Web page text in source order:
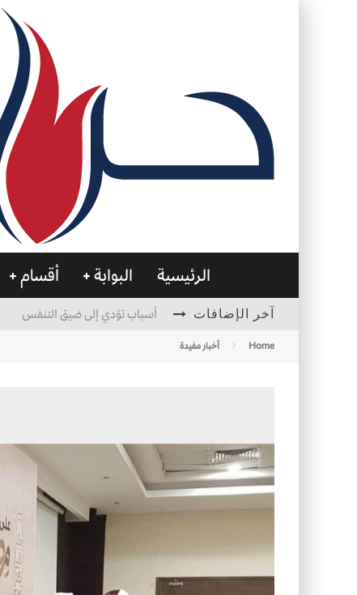
الرئيسية البوابة أقسام
آخر الإضافات أسباب تؤدي إلى ضيق التنفس
Home أخبار مفيدة